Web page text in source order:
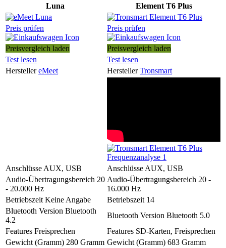
Luna
Element T6 Plus
Preis prüfen Preis prüfen
Preisvergleich laden
Preisvergleich laden
Test lesen
Test lesen
Hersteller eMeet Hersteller Tronsmart
Anschlüsse AUX, USB Anschlüsse AUX, USB
Audio-Übertragungsbereich 20
- 20.000 Hz
Audio-Übertragungsbereich 20 -
16.000 Hz
Betriebszeit Keine Angabe Betriebszeit 14
Bluetooth Version Bluetooth
4.2
Bluetooth Version Bluetooth 5.0
Features Freisprechen Features SD-Karten, Freisprechen
Gewicht (Gramm) 280 Gramm Gewicht (Gramm) 683 Gramm